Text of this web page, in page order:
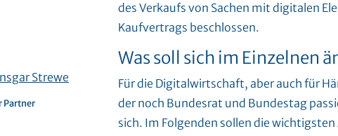
des Verkaufs von Sachen mit digitalen
Kaufvertrags beschlossen.
Was soll sich im Einzelnen
Für die Digitalwirtschaft, aber auch für
der noch Bundesrat und Bundestag
sich. Im Folgenden sollen die
Strewe
Partner